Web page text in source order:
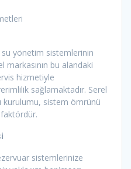
yönetim sistemlerinin
markasının bu alandaki
hizmetiyle
sağlamaktadır. Serel
kurulumu, sistem ömrünü
sistemlerinize